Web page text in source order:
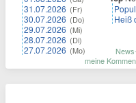
31.07.2026 (Fr)
30.07.2026 (Do)
29.07.2026 (Mi)
28.07.2026 (Di)
27.07.2026 (Mo)
Heiß
meine